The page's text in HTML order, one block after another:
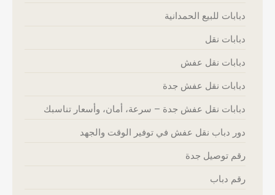
دبابات للبيع الحمدانية
دبابات نقل
دبابات نقل عفش
دبابات نقل عفش جدة
دبابات نقل عفش جدة – سرعة، أمان، وأسعار تناسبك
دور دباب نقل عفش في توفير الوقت والجهد
رقم توصيل جدة
رقم دباب